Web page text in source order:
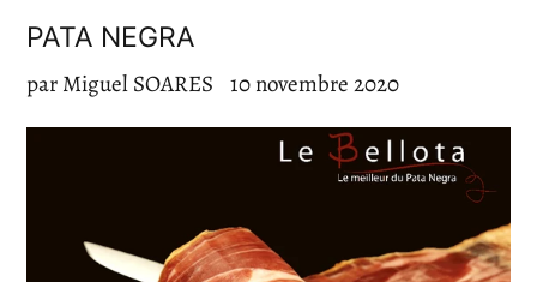
PATA NEGRA
par Miguel SOARES 10 novembre 2020